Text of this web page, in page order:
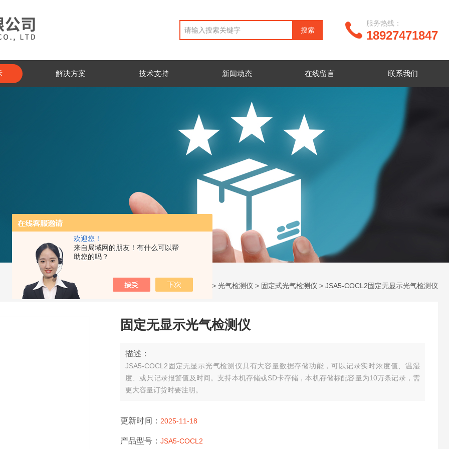
欢迎您！
来自局域网的朋友！有什么可以帮
助您的吗？
18927471847
服务热线：
解决方案 技术支持 新闻动态 在线留言 联系我们
当前位置： 首页> > 光气检测仪 > 固定式光气检测仪 > JSA5-COCL2固定无显示光气检测仪
固定无显示光气检测仪
描述：
JSA5-COCL2固定无显示光气检测仪具有大容量数据存储功能，可以记录实时浓度值、温湿
度、或只记录报警值及时间。支持本机存储或SD卡存储，本机存储标配容量为10万条记录，需
更大容量订货时要注明。
更新时间： 2025-11-18
产品型号： JSA5-COCL2